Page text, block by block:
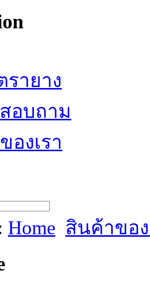
รายาง
อบถาม
องเรา
Home สินค้าของ